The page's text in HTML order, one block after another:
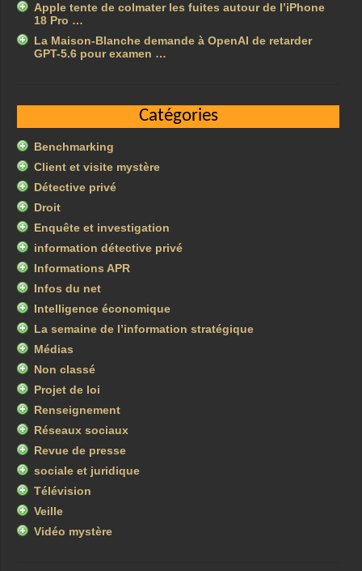
Apple tente de colmater les fuites autour de l’iPhone
18 Pro …
La Maison-Blanche demande à OpenAI de retarder
GPT-5.6 pour examen …
Catégories
Benchmarking
Client et visite mystère
Détective privé
Droit
Enquête et investigation
information détective privé
Informations APR
Infos du net
Intelligence économique
La semaine de l’information stratégique
Médias
Non classé
Projet de loi
Renseignement
Réseaux sociaux
Revue de presse
sociale et juridique
Télévision
Veille
Vidéo mystère